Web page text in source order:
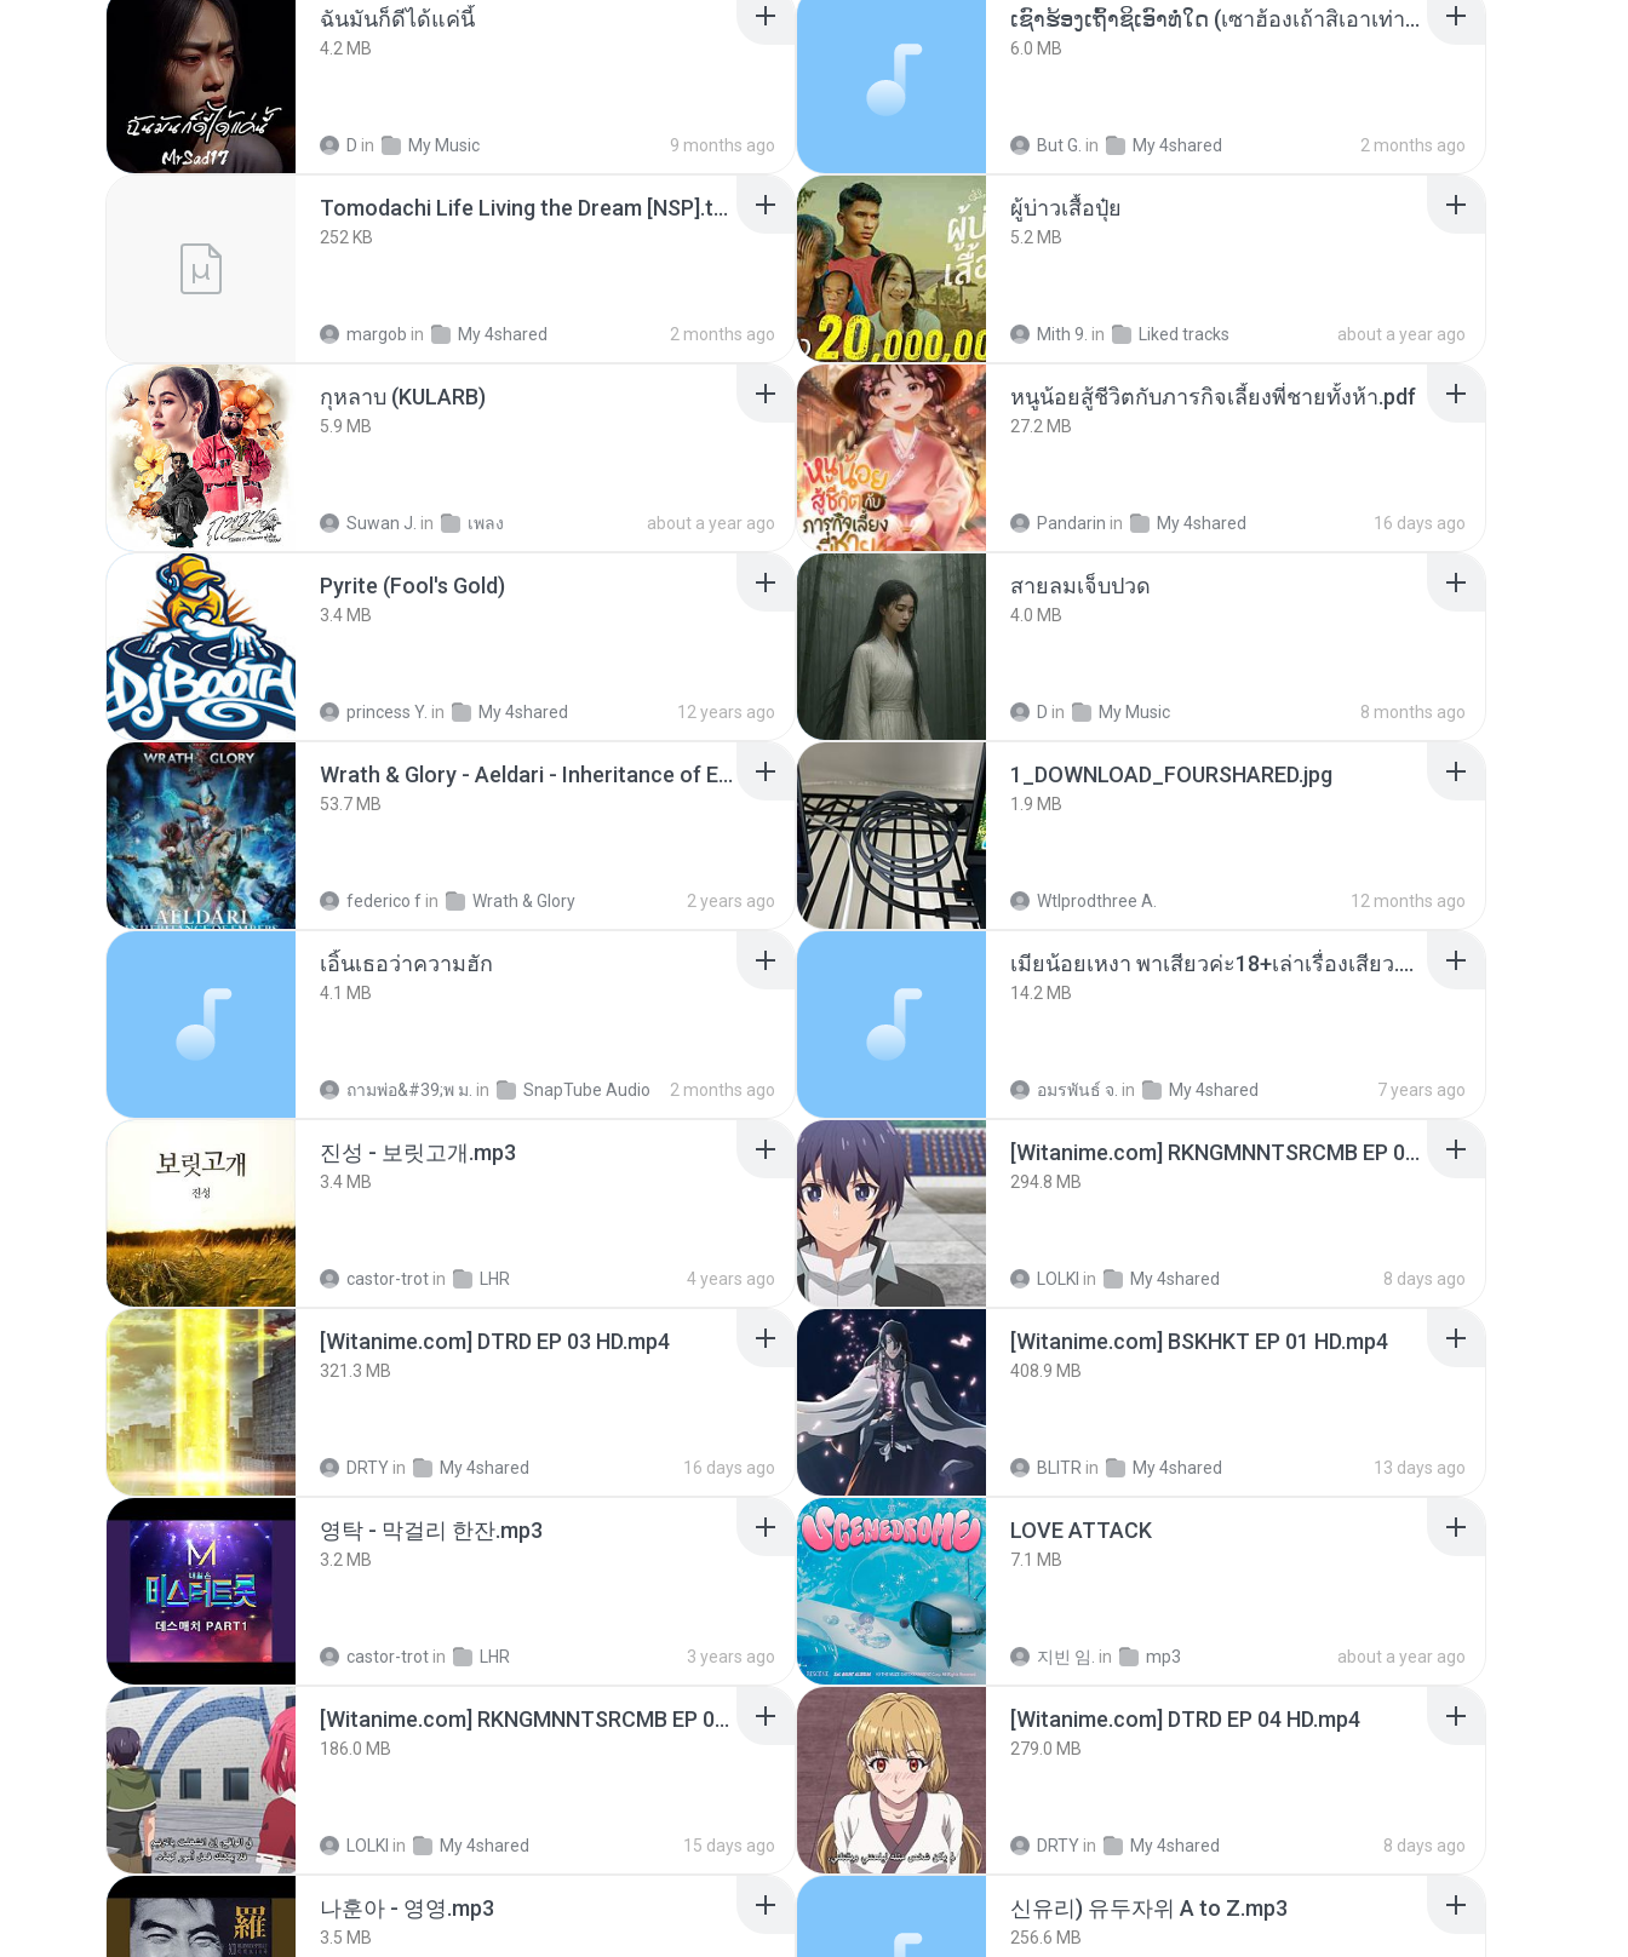
ฉันมันก็ดีได้แค่นี้
4.2 MB
D in My Music 9 months ago
ເຊົາຮ້ອງເຖົ້າຊິເອົາທໍ່ໃດ (เซาฮ้องเถ้าสิเอาเท่าใด) ບຸນເກີດ ຫນູຫ່ວງ ft. ໂສພາ ຈຸນທະລາ
6.0 MB
But G. in My 4shared 2 months ago
Tomodachi Life Living the Dream [NSP].torrent
252 KB
margob in My 4shared 2 months ago
ผู้บ่าวเสื้อปุ๋ย
5.2 MB
Mith 9. in Liked tracks about a year ago
กุหลาบ (KULARB)
5.9 MB
Suwan J. in เพลง about a year ago
หนูน้อยสู้ชีวิตกับภารกิจเลี้ยงพี่ชายทั้งห้า.pdf
27.2 MB
Pandarin in My 4shared 16 days ago
Pyrite (Fool's Gold)
3.4 MB
princess Y. in My 4shared 12 years ago
สายลมเจ็บปวด
4.0 MB
D in My Music 8 months ago
Wrath & Glory - Aeldari - Inheritance of Embers.pdf
53.7 MB
federico f in Wrath & Glory 2 years ago
1_DOWNLOAD_FOURSHARED.jpg
1.9 MB
Wtlprodthree A. 12 months ago
เอิ้นเธอว่าความฮัก
4.1 MB
ถามพ่อ&#39;พ ม. in SnapTube Audio 2 months ago
เมียน้อยเหงา พาเสียวค่ะ18+เล่าเรื่องเสียว.mp3
14.2 MB
อมรพันธ์ จ. in My 4shared 7 years ago
진성 - 보릿고개.mp3
3.4 MB
castor-trot in LHR 4 years ago
[Witanime.com] RKNGMNNTSRCMB EP 06 HD.mp4
294.8 MB
LOLKI in My 4shared 8 days ago
[Witanime.com] DTRD EP 03 HD.mp4
321.3 MB
DRTY in My 4shared 16 days ago
[Witanime.com] BSKHKT EP 01 HD.mp4
408.9 MB
BLITR in My 4shared 13 days ago
영탁 - 막걸리 한잔.mp3
3.2 MB
castor-trot in LHR 3 years ago
LOVE ATTACK
7.1 MB
지빈 임. in mp3 about a year ago
[Witanime.com] RKNGMNNTSRCMB EP 05 HD.mp4
186.0 MB
LOLKI in My 4shared 15 days ago
[Witanime.com] DTRD EP 04 HD.mp4
279.0 MB
DRTY in My 4shared 8 days ago
나훈아 - 영영.mp3
3.5 MB
신유리) 유두자위 A to Z.mp3
256.6 MB